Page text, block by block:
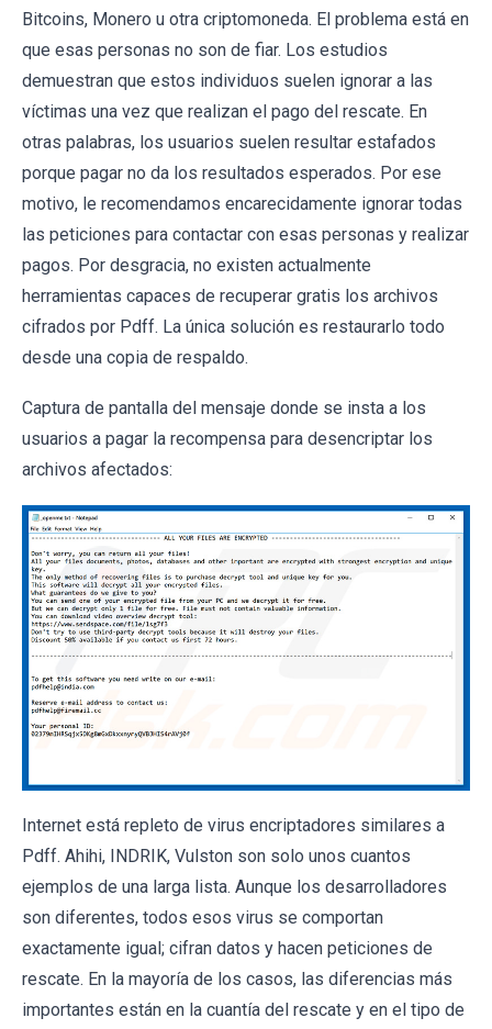
Bitcoins, Monero u otra criptomoneda. El problema está en
que esas personas no son de fiar. Los estudios
demuestran que estos individuos suelen ignorar a las
víctimas una vez que realizan el pago del rescate. En
otras palabras, los usuarios suelen resultar estafados
porque pagar no da los resultados esperados. Por ese
motivo, le recomendamos encarecidamente ignorar todas
las peticiones para contactar con esas personas y realizar
pagos. Por desgracia, no existen actualmente
herramientas capaces de recuperar gratis los archivos
cifrados por Pdff. La única solución es restaurarlo todo
desde una copia de respaldo.
Captura de pantalla del mensaje donde se insta a los
usuarios a pagar la recompensa para desencriptar los
archivos afectados:
Internet está repleto de virus encriptadores similares a
Pdff. Ahihi, INDRIK, Vulston son solo unos cuantos
ejemplos de una larga lista. Aunque los desarrolladores
son diferentes, todos esos virus se comportan
exactamente igual; cifran datos y hacen peticiones de
rescate. En la mayoría de los casos, las diferencias más
importantes están en la cuantía del rescate y en el tipo de